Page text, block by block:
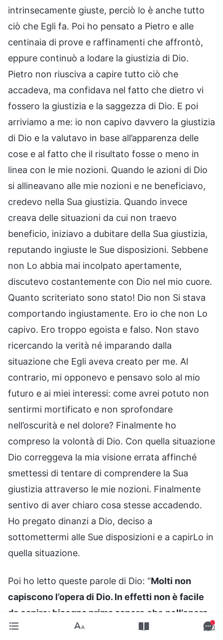
intrinsecamente giuste, perciò lo è anche tutto
ciò che Egli fa. Poi ho pensato a Pietro e alle
centinaia di prove e raffinamenti che affrontò,
eppure continuò a lodare la giustizia di Dio.
Pietro non riusciva a capire tutto ciò che
accadeva, ma confidava nel fatto che dietro vi
fossero la giustizia e la saggezza di Dio. E poi
arriviamo a me: io non capivo davvero la giustizia
di Dio e la valutavo in base all’apparenza delle
cose e al fatto che il risultato fosse o meno in
linea con le mie nozioni. Quando le azioni di Dio
si allineavano alle mie nozioni e ne beneficiavo,
credevo nella Sua giustizia. Quando invece
creava delle situazioni da cui non traevo
beneficio, iniziavo a dubitare della Sua giustizia,
reputando ingiuste le Sue disposizioni. Sebbene
non Lo abbia mai incolpato apertamente,
discutevo costantemente con Dio nel mio cuore.
Quanto scriteriato sono stato! Dio non Si stava
comportando ingiustamente. Ero io che non Lo
capivo. Ero troppo egoista e falso. Non stavo
ricercando la verità né imparando dalla
situazione che Egli aveva creato per me. Al
contrario, mi opponevo e pensavo solo al mio
futuro e ai miei interessi: come avrei potuto non
sentirmi mortificato e non sprofondare
nell’oscurità e nel dolore? Finalmente ho
compreso la volontà di Dio. Con quella situazione
Dio correggeva la mia visione errata affinché
smettessi di tentare di comprendere la Sua
giustizia attraverso le mie nozioni. Finalmente
sentivo di aver chiaro cosa stesse accadendo.
Ho pregato dinanzi a Dio, deciso a
sottomettermi alle Sue disposizioni e a capirLo in
quella situazione.
Poi ho letto queste parole di Dio: “Molti non
capiscono l’opera di Dio. In effetti non è facile
da capire; bisogna prima sapere che nell’opera
di Dio vi è un progetto e tutto si svolge secondo